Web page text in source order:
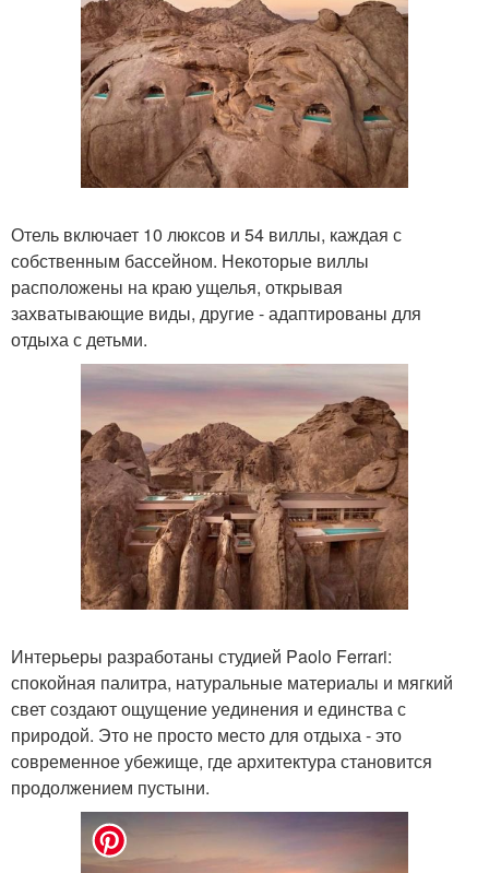
Отель включает 10 люксов и 54 виллы, каждая с
собственным бассейном. Некоторые виллы
расположены на краю ущелья, открывая
захватывающие виды, другие - адаптированы для
отдыха с детьми.
Интерьеры разработаны студией Paolo Ferrari:
спокойная палитра, натуральные материалы и мягкий
свет создают ощущение уединения и единства с
природой. Это не просто место для отдыха - это
современное убежище, где архитектура становится
продолжением пустыни.